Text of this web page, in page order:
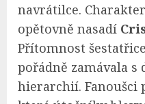
navrátilce.
opětovně nasadí
Přítomnost
pořádně zamávala
hierarchií. Fanoušci